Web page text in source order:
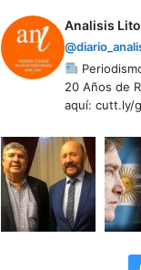
Analisis
20 Años de
aquí: cutt.ly/